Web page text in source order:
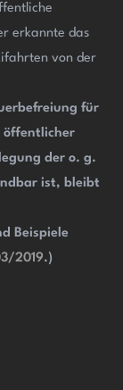
erkannte das
von der
für
öffentlicher
der o. g.
ist, bleibt
Beispiele
2019.)